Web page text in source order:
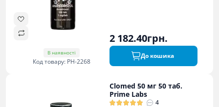
В наявності
Код товару: PH-2268
2 182.40грн.
До кошика
Clomed 50 мг 50 таб.
Prime Labs
4